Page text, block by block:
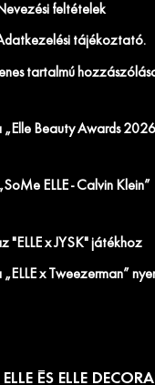
feltételek
tájékoztató.
tartalmú
„Elle Beauty Awards
ELLE - Calvin Klein”
"ELLE x JYSK" játékhoz
x Tweezerman”
ÉS ELLE